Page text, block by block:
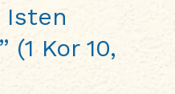
(1 Kor 10,